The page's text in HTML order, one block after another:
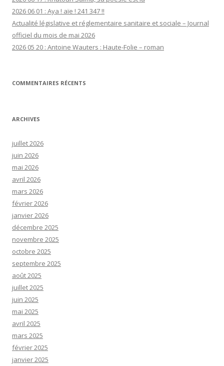
2026 06 01 : Aya ! aïe ! 241 347 !!
Actualité législative et réglementaire sanitaire et sociale – Journal
officiel du mois de mai 2026
2026 05 20 : Antoine Wauters : Haute-Folie – roman
COMMENTAIRES RÉCENTS
ARCHIVES
juillet 2026
juin 2026
mai 2026
avril 2026
mars 2026
février 2026
janvier 2026
décembre 2025
novembre 2025
octobre 2025
septembre 2025
août 2025
juillet 2025
juin 2025
mai 2025
avril 2025
mars 2025
février 2025
janvier 2025